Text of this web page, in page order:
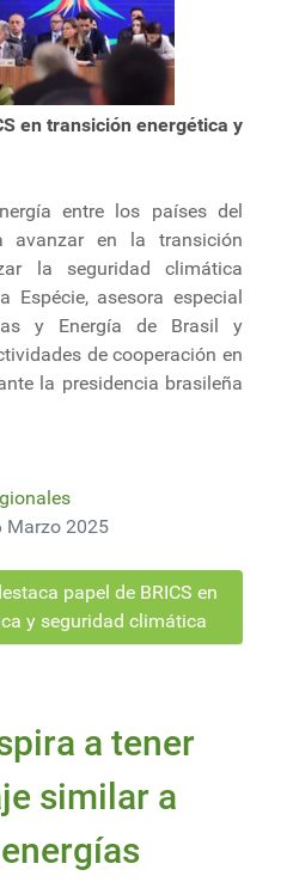
en transición energética y
entre los países del
avanzar en la transición
la seguridad climática
Espécie, asesora especial
y Energía de Brasil y
de cooperación en
la presidencia brasileña
Marzo 2025
papel de BRICS en
y seguridad climática
a tener
similar a